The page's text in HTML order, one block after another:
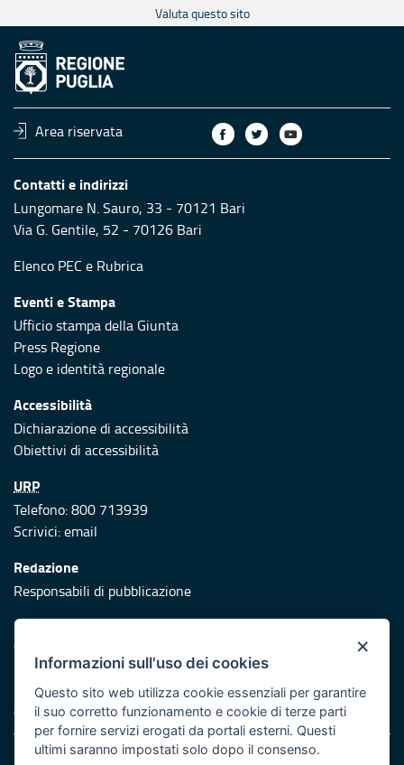
Valuta questo sito
Area riservata
Contatti e indirizzi
Lungomare N. Sauro, 33 - 70121 Bari
Via G. Gentile, 52 - 70126 Bari
Elenco PEC e Rubrica
Eventi e Stampa
Ufficio stampa della Giunta
Press Regione
Logo e identità regionale
Accessibilità
Dichiarazione di accessibilità
Obiettivi di accessibilità
URP
Telefono: 800 713939
Scrivici:email
Redazione
Responsabili di pubblicazione
Protezione civile
Vai al sito di Protezione Civile Puglia
Iniziativa finanziata con risorse del POR Puglia 2014/2020 -
Asse XI
Note legali
×
Informazioni sull'uso dei cookies
Questo sito web utilizza cookie essenziali per garantire
il suo corretto funzionamento e cookie di terze parti
per fornire servizi erogati da portali esterni. Questi
ultimi saranno impostati solo dopo il consenso.